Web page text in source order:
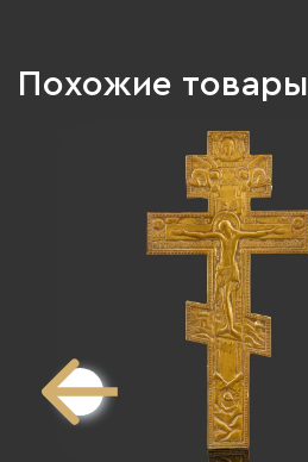
Похожие товары